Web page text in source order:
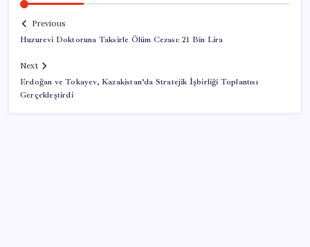
Previous
Huzurevi Doktoruna Taksirle Ölüm Cezası: 21 Bin Lira
Next
Erdoğan ve Tokayev, Kazakistan’da Stratejik İşbirliği Toplantısı
Gerçekleştirdi